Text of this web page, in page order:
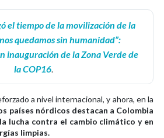
el tiempo de la movilización de la
quedamos sin humanidad”:
inauguración de la Zona Verde de
la COP16.
a nivel internacional, y ahora, en la
países nórdicos destacan a Colombia
lucha contra el cambio climático y en
limpias.